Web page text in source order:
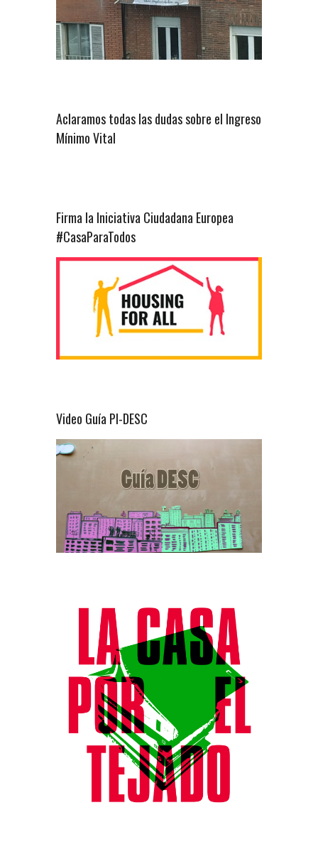
Aclaramos todas las dudas sobre el Ingreso
Mínimo Vital
Firma la Iniciativa Ciudadana Europea
#CasaParaTodos
Video Guía PI-DESC